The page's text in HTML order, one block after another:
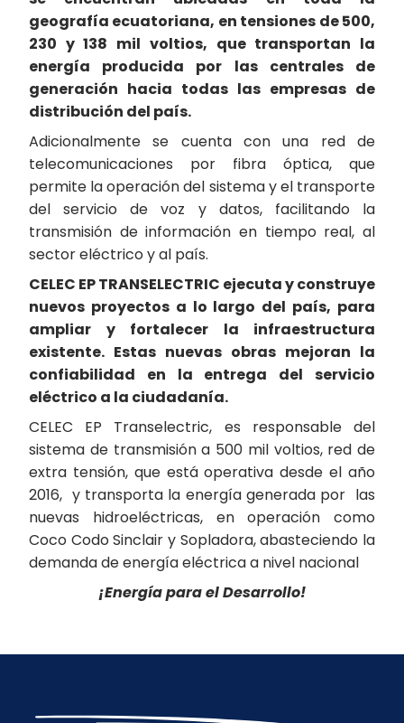
geografía ecuatoriana, en tensiones de 500,
230 y 138 mil voltios, que transportan la
energía producida por las centrales de
generación hacia todas las empresas de
distribución del país.
Adicionalmente se cuenta con una red de
telecomunicaciones por fibra óptica, que
permite la operación del sistema y el transporte
del servicio de voz y datos, facilitando la
transmisión de información en tiempo real, al
sector eléctrico y al país.
CELEC EP TRANSELECTRIC ejecuta y construye
nuevos proyectos a lo largo del país, para
ampliar y fortalecer la infraestructura
existente. Estas nuevas obras mejoran la
confiabilidad en la entrega del servicio
eléctrico a la ciudadanía.
CELEC EP Transelectric, es responsable del
sistema de transmisión a 500 mil voltios, red de
extra tensión, que está operativa desde el año
2016, y transporta la energía generada por las
nuevas hidroeléctricas, en operación como
Coco Codo Sinclair y Sopladora, abasteciendo la
demanda de energía eléctrica a nivel nacional
¡Energía para el Desarrollo!